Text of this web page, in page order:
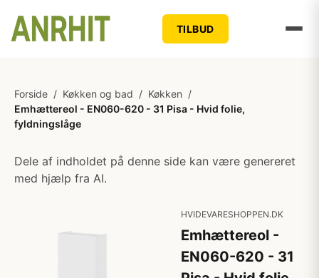
TILBUD
Forside / Køkken og bad / Køkken /
Emhættereol - EN060-620 - 31 Pisa - Hvid folie,
fyldningslåge
Dele af indholdet på denne side kan være genereret
med hjælp fra AI.
HVIDEVARESHOPPEN.DK
Emhættereol -
EN060-620 - 31